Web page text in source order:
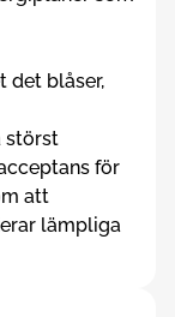
det blåser,
störst
för
att
lämpliga